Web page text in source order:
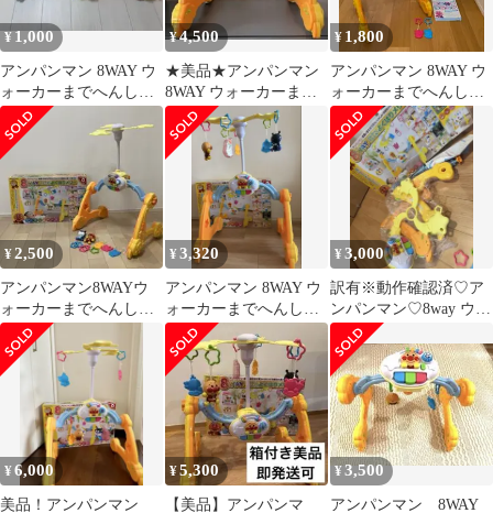
¥1,000
アンパンマン 8WAY ウ
ォーカーまでへんしん!
よくばりメリー
¥4,500
★美品★アンパンマン
8WAY ウォーカーまで
へんしん!よくばりメリ
ー
¥ 1,800
アンパンマン 8WAY ウ
ォーカーまでへんし
ん！よくばりメリー
※回転機能なし
¥2,500
アンパンマン8WAYウ
ォーカーまでへんし
ん！よくばりメリー
¥3,320
アンパンマン 8WAY ウ
ォーカーまでへんしん!
よくばりメリー
¥3,000
訳有※動作確認済♡ア
ンパンマン♡8way ウォ
ーカーまでへんしん！
よくばりメリー
¥6,000
美品！アンパンマン
¥5,300
【美品】アンパンマ
¥3,500
アンパンマン 8WAY